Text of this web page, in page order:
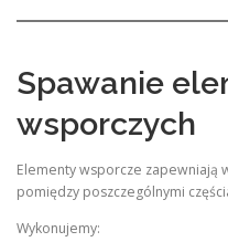
Spawanie
wsporczych
Elementy wsporcze zapewniają
pomiędzy poszczególnymi
Wykonujemy: